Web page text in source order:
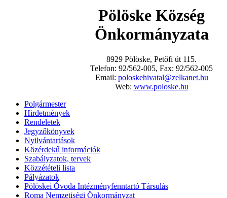
Pölöske Község
Önkormányzata
8929 Pölöske, Petőfi út 115.
Telefon: 92/562-005, Fax: 92/562-005
Email: poloskehivatal@zelkanet.hu
Web: www.poloske.hu
Polgármester
Hirdetmények
Rendeletek
Jegyzőkönyvek
Nyilvántartások
Közérdekű információk
Szabályzatok, tervek
Közzétételi lista
Pályázatok
Pölöskei Óvoda Intézményfenntartó Társulás
Roma Nemzetiségi Önkormányzat